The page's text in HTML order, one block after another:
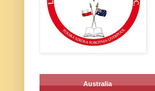
Australia